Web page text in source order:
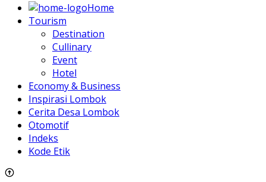
Home
Tourism
Destination
Cullinary
Event
Hotel
Economy & Business
Inspirasi Lombok
Cerita Desa Lombok
Otomotif
Indeks
Kode Etik